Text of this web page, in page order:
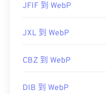
JFIF 到 WebP
JXL 到 WebP
CBZ 到 WebP
DIB 到 WebP